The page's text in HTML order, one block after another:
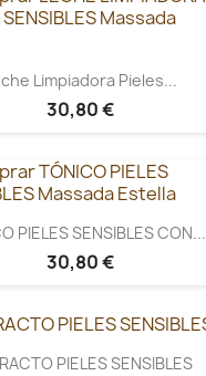
Limpiadora Pieles...
30,80 €
PIELES SENSIBLES CON...
30,80 €
PIELES SENSIBLES